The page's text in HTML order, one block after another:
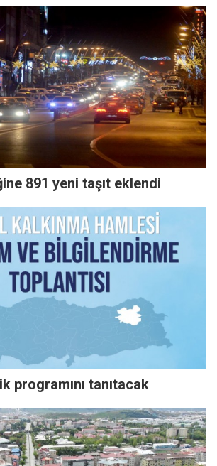
891 yeni taşıt eklendi
programını tanıtacak